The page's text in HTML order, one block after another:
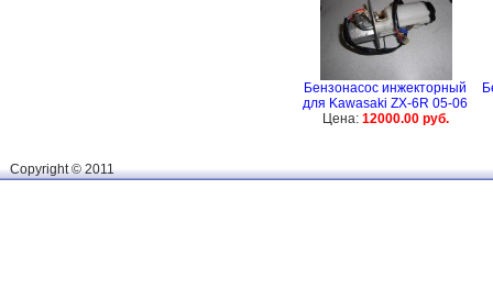
Бензонасос инжекторный
для Kawasaki ZX-6R 05-06
Цена: 12000.00 руб.
Сopyright © 2011